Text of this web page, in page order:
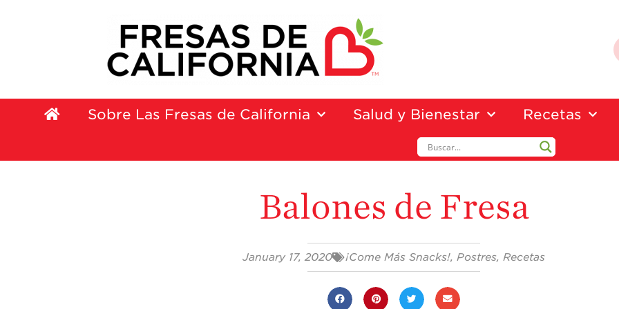
Sobre Las Fresas de California Salud y Bienestar Recetas
Balones de Fresa
January 17, 2020 ¡Come Más Snacks!, Postres, Recetas